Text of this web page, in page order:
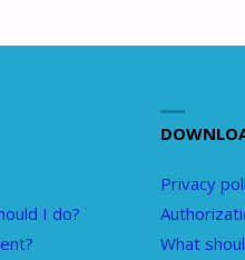
I do?
Privacy
What